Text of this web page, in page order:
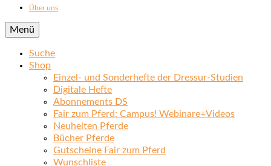
Über uns
Menü
Suche
Shop
Einzel- und Sonderhefte der Dressur-Studien
Digitale Hefte
Abonnements DS
Fair zum Pferd: Campus! Webinare+Videos
Neuheiten Pferde
Bücher Pferde
Gutscheine Fair zum Pferd
Wunschliste